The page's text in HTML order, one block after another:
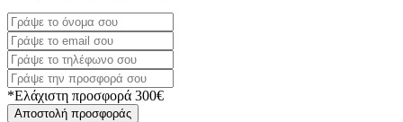
*Ελάχιστη προσφορά 300€
Αποστολή προσφοράς